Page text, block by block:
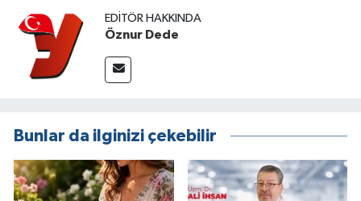
EDITÖR HAKKINDA
Öznur Dede
Bunlar da ilginizi çekebilir